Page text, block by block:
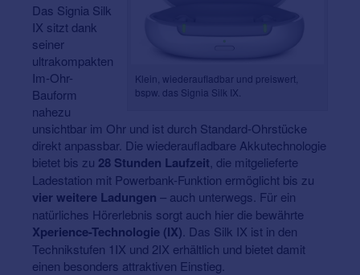
Klein, wiederaufladbar und preiswert,
bspw. das Signia Silk IX.
Das Signia Silk
IX sitzt dank
seiner
ultrakompakten
Im-Ohr-
Bauform
nahezu
unsichtbar im Ohr und ist durch Standard-Ohrstücke
direkt anpassbar. Die wiederaufladbare Akkutechnologie
bietet bis zu 28 Stunden Laufzeit , die mitgelieferte
Ladestation mit Powerbank-Funktion ermöglicht bis zu
vier weitere Ladungen – auch unterwegs. Für ein
natürliches Hörerlebnis sorgt auch hier die bewährte
Xperience-Technologie (IX) . Das Silk IX ist in den
Technikstufen 1IX und 2IX erhältlich und bietet damit
einen besonders attraktiven Einstieg.